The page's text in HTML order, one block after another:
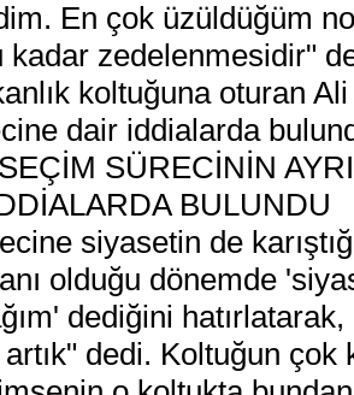
En çok üzüldüğüm
kadar zedelenmesidir"
koltuğuna oturan
dair iddialarda
SÜRECİNİN
BULUNDU
siyasetin de
olduğu dönemde
dediğini
dedi. Koltuğun çok